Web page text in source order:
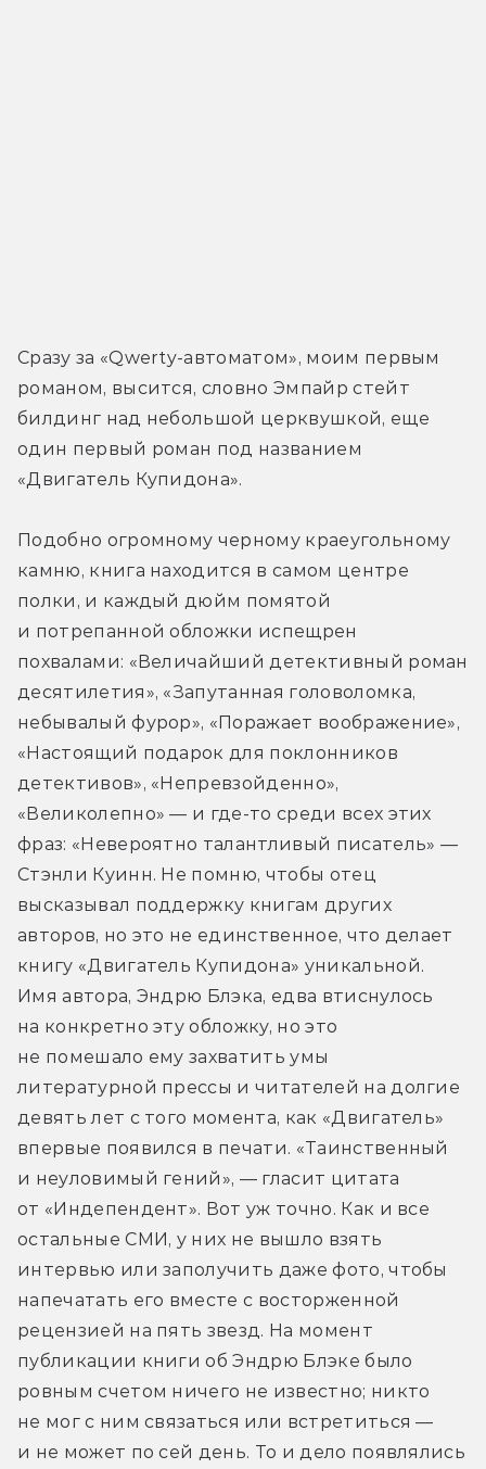
Сразу за «Qwerty-автоматом», моим первым
романом, высится, словно Эмпайр стейт
билдинг над небольшой церквушкой, еще
один первый роман под названием
«Двигатель Купидона».
Подобно огромному черному краеугольному
камню, книга находится в самом центре
полки, и каждый дюйм помятой
и потрепанной обложки испещрен
похвалами: «Величайший детективный роман
десятилетия», «Запутанная головоломка,
небывалый фурор», «Поражает воображение»,
«Настоящий подарок для поклонников
детективов», «Непревзойденно»,
«Великолепно» — и где-то среди всех этих
фраз: «Невероятно талантливый писатель» —
Стэнли Куинн. Не помню, чтобы отец
высказывал поддержку книгам других
авторов, но это не единственное, что делает
книгу «Двигатель Купидона» уникальной.
Имя автора, Эндрю Блэка, едва втиснулось
на конкретно эту обложку, но это
не помешало ему захватить умы
литературной прессы и читателей на долгие
девять лет с того момента, как «Двигатель»
впервые появился в печати. «Таинственный
и неуловимый гений», — гласит цитата
от «Индепендент». Вот уж точно. Как и все
остальные СМИ, у них не вышло взять
интервью или заполучить даже фото, чтобы
напечатать его вместе с восторженной
рецензией на пять звезд. На момент
публикации книги об Эндрю Блэке было
ровным счетом ничего не известно; никто
не мог с ним связаться или встретиться —
и не может по сей день. То и дело появлялись